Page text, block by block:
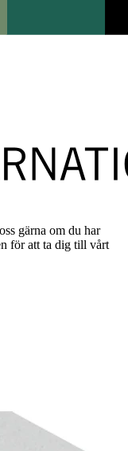
gärna om du har
för att ta dig till vårt